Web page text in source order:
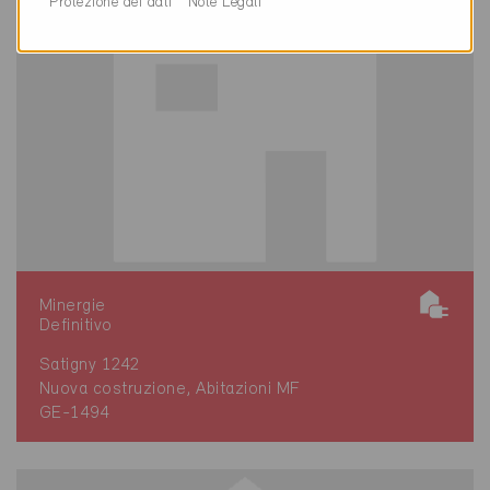
Minergie
Definitivo
Satigny 1242
Nuova costruzione, Abitazioni MF
GE-1494